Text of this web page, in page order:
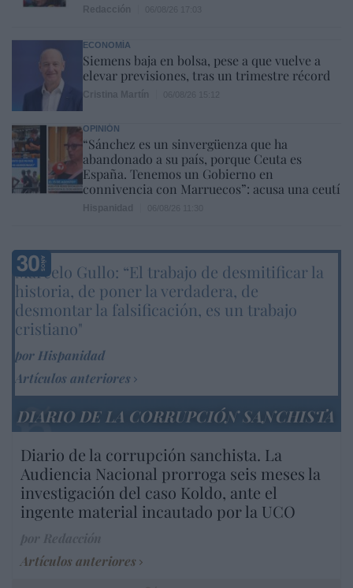
ECONOMÍA
Siemens baja en bolsa, pese a que vuelve a
elevar previsiones, tras un trimestre récord
OPINIÓN
“Sánchez es un sinvergüenza que ha
abandonado a su país, porque Ceuta es
España. Tenemos un Gobierno en
connivencia con Marruecos”: acusa una ceutí
Marcelo Gullo: “El trabajo de desmitificar la
historia, de poner la verdadera, de
desmontar la falsificación, es un trabajo
cristiano"
por Hispanidad
Artículos anteriores
DIARIO DE LA CORRUPCIÓN SANCHISTA
Diario de la corrupción sanchista. La
Audiencia Nacional prorroga seis meses la
investigación del caso Koldo, ante el
ingente material incautado por la UCO
Artículos anteriores